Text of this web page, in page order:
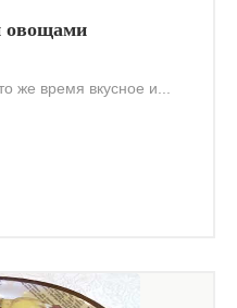
овощами
же время вкусное и...